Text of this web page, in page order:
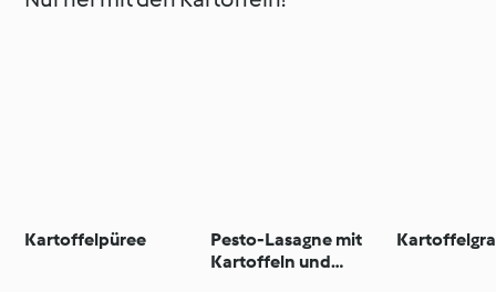
Kartoffelpüree
Pesto-Lasagne mit
Kartoffeln und